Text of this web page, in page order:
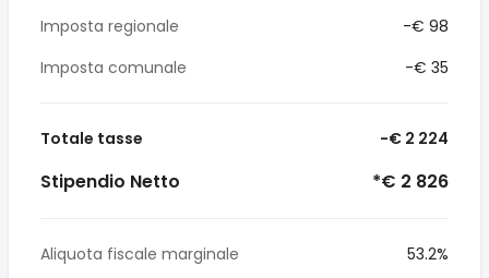
Imposta regionale
-€ 98
Imposta comunale
-€ 35
Totale tasse -€ 2 224
Stipendio Netto *€ 2 826
Aliquota fiscale marginale
53.2%